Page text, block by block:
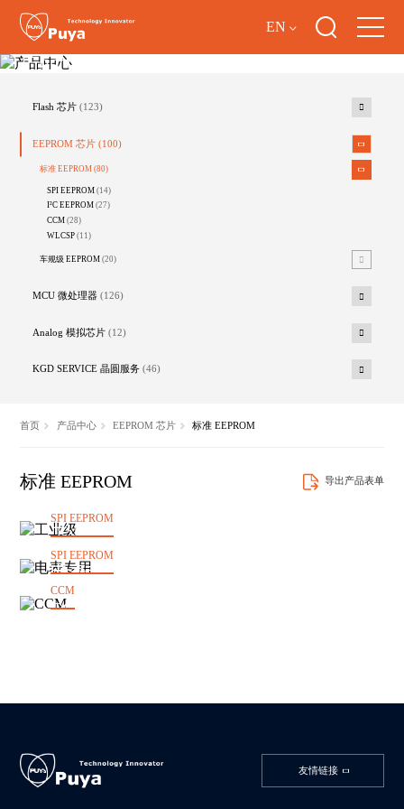
EN
产品中心
Flash 芯片 (123)
EEPROM 芯片 (100)
标准 EEPROM(80)
SPI EEPROM(14)
I²C EEPROM(27)
CCM(28)
WLCSP(11)
车规级 EEPROM(20)
MCU 微处理器 (126)
Analog 模拟芯片 (12)
KGD SERVICE 晶圆服务 (46)
首页 产品中心 EEPROM 芯片 标准 EEPROM
标准 EEPROM 导出产品表单
工业级
SPI EEPROM
电表专用
SPI EEPROM
CCM
CCM
友情链接